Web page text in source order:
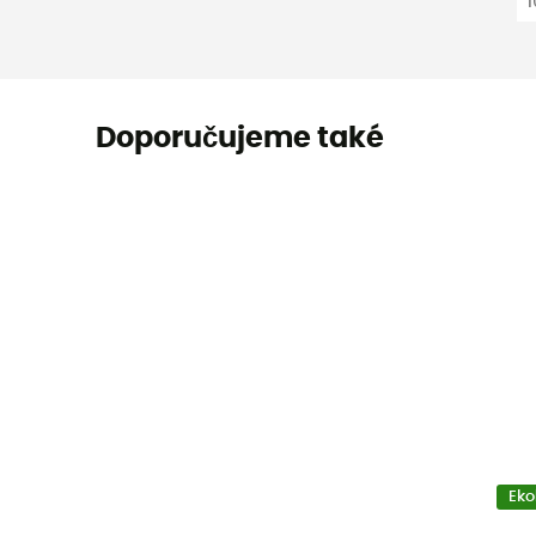
Doporučujeme také